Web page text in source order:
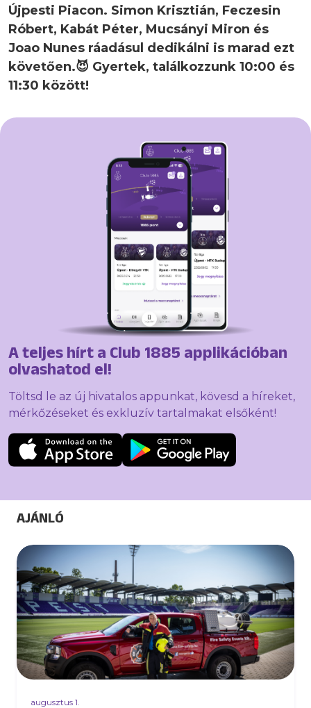
Újpesti Piacon. Simon Krisztián, Feczesin
Róbert, Kabát Péter, Mucsányi Miron és
Joao Nunes ráadásul dedikálni is marad ezt
követően.😈 Gyertek, találkozzunk 10:00 és
11:30 között!
A teljes hírt a Club 1885 applikációban
olvashatod el!
Töltsd le az új hivatalos appunkat, kövesd a híreket,
mérkőzéseket és exkluzív tartalmakat elsőként!
AJÁNLÓ
augusztus 1.